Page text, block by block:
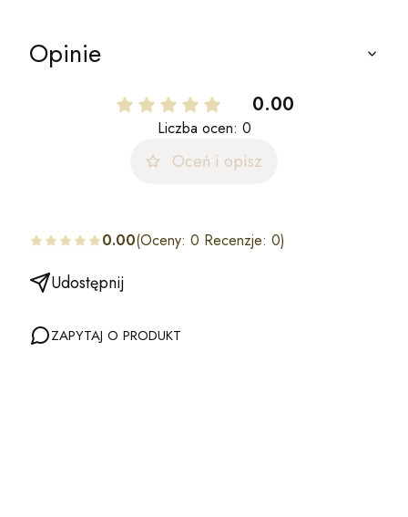
Opinie
0.00
Liczba ocen: 0
Oceń i opisz
0.00(Oceny: 0 Recenzje: 0)
Udostępnij
ZAPYTAJ O PRODUKT